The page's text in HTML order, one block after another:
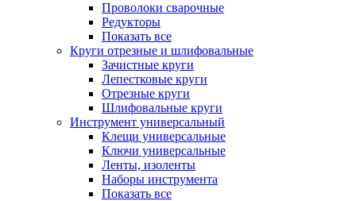
Проволоки сварочные
Редукторы
Показать все
Круги отрезные и шлифовальные
Зачистные круги
Лепестковые круги
Отрезные круги
Шлифовальные круги
Инструмент универсальный
Клещи универсальные
Ключи универсальные
Ленты, изоленты
Наборы инструмента
Показать все